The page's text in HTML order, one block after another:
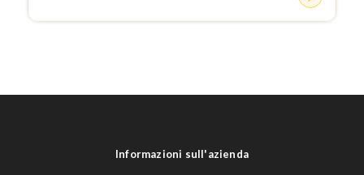
Informazioni sull'azienda